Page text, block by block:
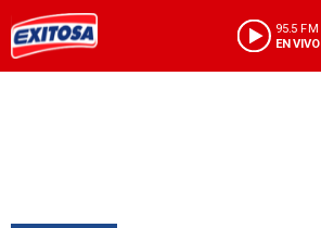
95.5 FM
EN VIVO